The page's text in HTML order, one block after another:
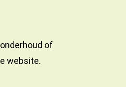
of
website.